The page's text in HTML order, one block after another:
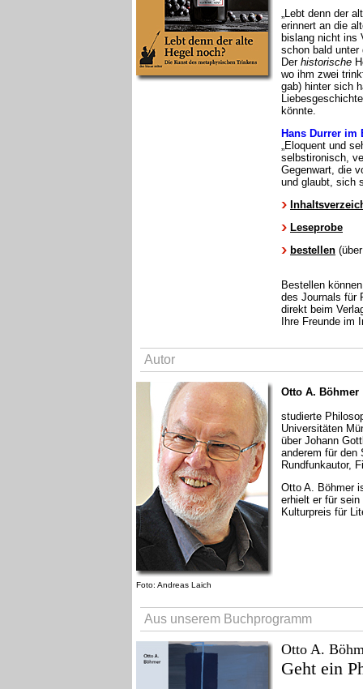
„Lebt denn der
erinnert an die
bislang nicht ins
schon bald unter
Der historische
wo ihm zwei
gab) hinter sich
könnte.
Hans Durrer im
„Eloquent und
selbstironisch,
Gegenwart, die
und glaubt, sich
Leseprobe
bestellen
Bestellen
des Journals für
direkt beim
Ihre Freunde im
Autor
Foto: Andreas Laich
Otto A. Böhmer
studierte
Universitäten
über Johann
anderem für den
Rundfunkautor,
Otto A. Böhmer
erhielt er für
Kulturpreis für
Aus unserem Buchprogramm
Otto A.
Geht ein